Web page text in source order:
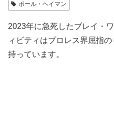
ポール・ヘイマン
2023年に急死したブレイ・
ィビティはプロレス界屈指
持っています。